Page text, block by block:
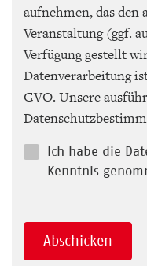
aufnehmen, das
Veranstaltung (ggf.
Verfügung gestellt
Datenverarbeitung
GVO. Unsere
Ich habe die
Kenntnis
Abschicken